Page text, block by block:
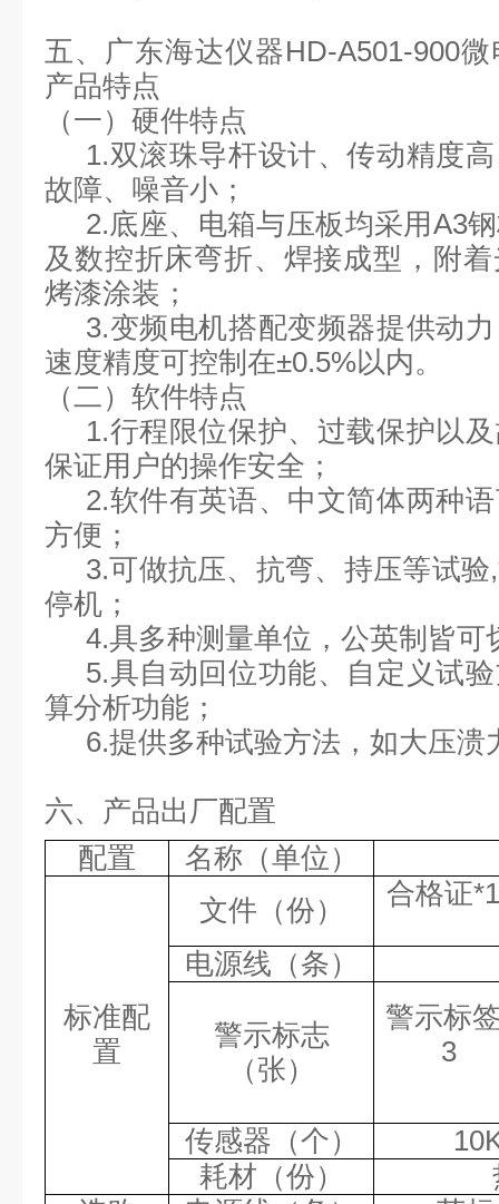
五、广东海达仪器HD-A501-900
产品特点
（一）硬件特点
1.双滚珠导杆设计、传动精度
故障、噪音小；
2.底座、电箱与压板均采用A3
及数控折床弯折、焊接成型，附
烤漆涂装；
3.变频电机搭配变频器提供动
速度精度可控制在±0.5%以内。
（二）软件特点
1.行程限位保护、过载保护以
保证用户的操作安全；
2.软件有英语、中文简体两种
方便；
3.可做抗压、抗弯、持压等试
停机；
4.具多种测量单位，公英制皆可
5.具自动回位功能、自定义试
算分析功能；
6.提供多种试验方法，如大压溃
六、产品出厂配置
配置
名称（单位）
标准配
置
文件（份） 合格证
电源线（条）
警示标志
（张）
警示标
3
传感器（个）
耗材（份）